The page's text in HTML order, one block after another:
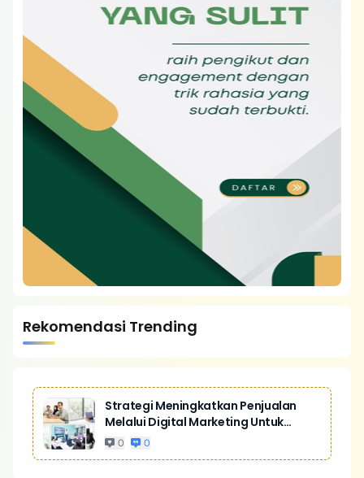
Rekomendasi Trending
Strategi Meningkatkan Penjualan
Melalui Digital Marketing Untuk
Bisnis Yang Lebih Kompetitif
0 0